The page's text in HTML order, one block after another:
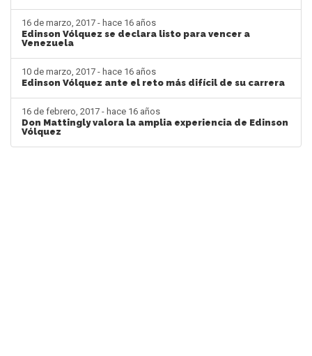
16 de marzo, 2017 - hace 16 años
Edinson Vólquez se declara listo para vencer a
Venezuela
10 de marzo, 2017 - hace 16 años
Edinson Vólquez ante el reto más difícil de su carrera
16 de febrero, 2017 - hace 16 años
Don Mattingly valora la amplia experiencia de Edinson
Vólquez